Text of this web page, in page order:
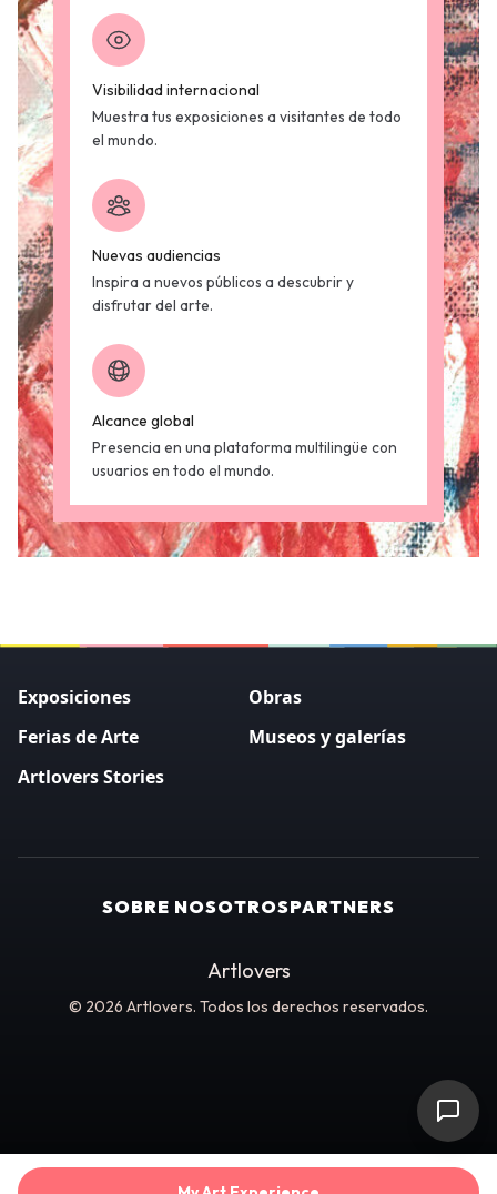
Visibilidad internacional
Muestra tus exposiciones a visitantes de todo
el mundo.
Nuevas audiencias
Inspira a nuevos públicos a descubrir y
disfrutar del arte.
Alcance global
Presencia en una plataforma multilingüe con
usuarios en todo el mundo.
Exposiciones
Obras
Ferias de Arte
Museos y galerías
Artlovers Stories
SOBRE NOSOTROSPARTNERS
Artlovers
© 2026 Artlovers. Todos los derechos reservados.